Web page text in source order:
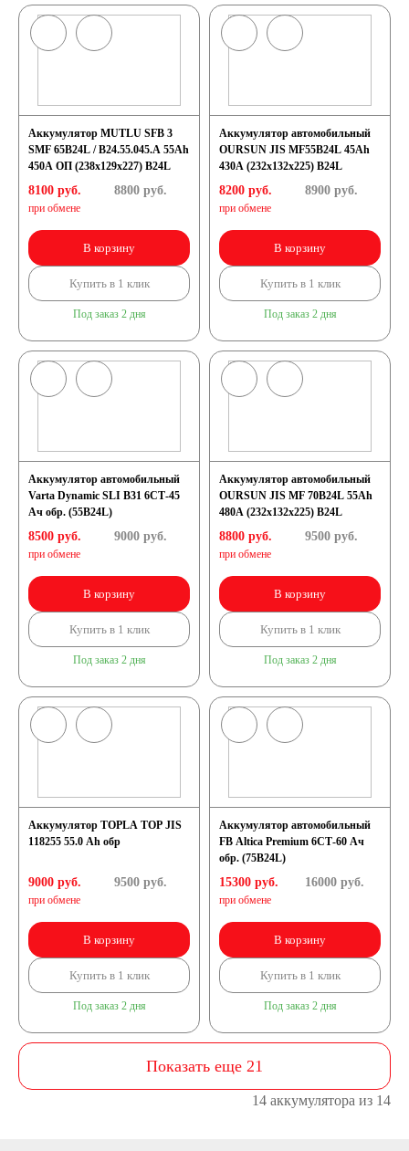
Аккумулятор MUTLU SFB 3
SMF 65B24L / B24.55.045.A 55Ah
450A ОП (238x129x227) B24L
8100 руб.
при обмене
8800руб.
В корзину
Купить в 1 клик
Под заказ 2 дня
Аккумулятор автомобильный
OURSUN JIS MF55B24L 45Ah
430А (232x132x225) B24L
8200 руб.
при обмене
8900руб.
В корзину
Купить в 1 клик
Под заказ 2 дня
Аккумулятор автомобильный
Varta Dynamic SLI B31 6СТ-45
Ач обр. (55B24L)
8500 руб.
при обмене
9000руб.
В корзину
Купить в 1 клик
Под заказ 2 дня
Аккумулятор автомобильный
OURSUN JIS MF 70B24L 55Ah
480А (232x132x225) B24L
8800 руб.
при обмене
9500руб.
В корзину
Купить в 1 клик
Под заказ 2 дня
Аккумулятор TOPLA TOP JIS
118255 55.0 Ah обр
9000 руб.
при обмене
9500руб.
В корзину
Купить в 1 клик
Под заказ 2 дня
Аккумулятор автомобильный
FB Altica Premium 6СТ-60 Ач
обр. (75B24L)
15300 руб.
при обмене
16000руб.
В корзину
Купить в 1 клик
Под заказ 2 дня
Показать еще 21
14 аккумулятора из 14